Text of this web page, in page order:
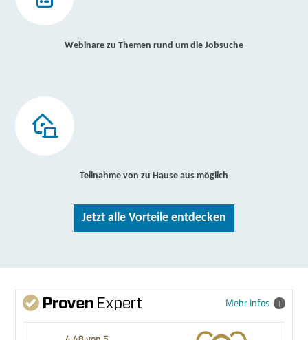
Webinare zu Themen rund um die Jobsuche
Teilnahme von zu Hause aus möglich
Jetzt alle Vorteile entdecken
Mehr Infos